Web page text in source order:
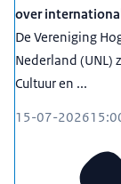
over
De Vereniging
Nederland (UNL)
Cultuur en ...
15-07-2026